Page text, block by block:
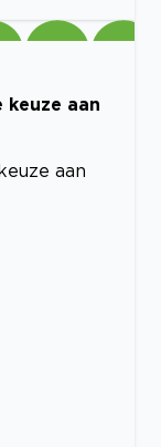
aan
aan